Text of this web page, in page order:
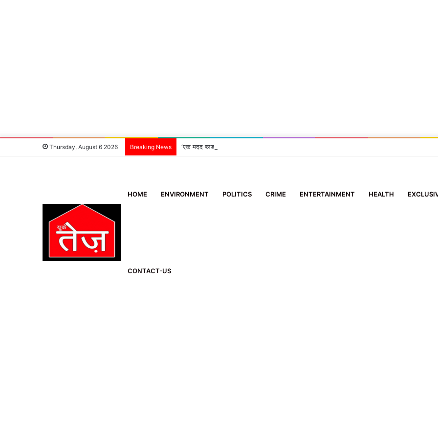
Thursday, August 6 2026 Breaking News ‘एक मदद ब्लड ग्रुप समिति’ के सदस्य ने 10 दिन के मासूम को दिया नया जीवन
HOME ENVIRONMENT POLITICS CRIME ENTERTAINMENT HEALTH
CONTACT-US